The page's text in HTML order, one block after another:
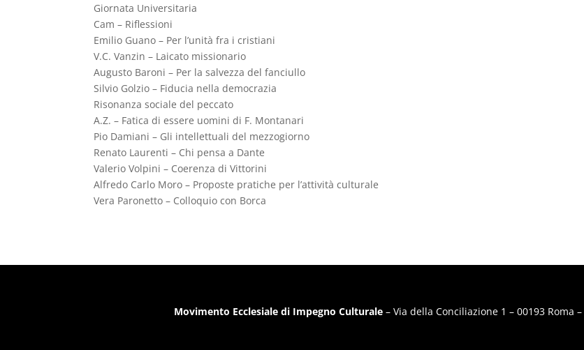
Giornata Universitaria
Cam – Riflessioni
Emilio Guano – Per l’unità fra i cristiani
V.C. Vanzin – Laicato missionario
Augusto Baroni – Per la salvezza del fanciullo
Silvio Golzio – Fiducia nella democrazia
Risonanza sociale del peccato
A.Z. – Fatica di essere uomini di F. Montanari
Pio Damiani – Gli intellettuali del mezzogiorno
Renato Laurenti – Chi pensa a Dante
Valerio Volpini – Coerenza di Vittorini
Alfredo Carlo Moro – Proposte pratiche per l’attività culturale
Vera Paronetto – Colloquio con Borca
Movimento Ecclesiale di Impegno Culturale – Via della Conciliazione 1 – 00193 Roma –